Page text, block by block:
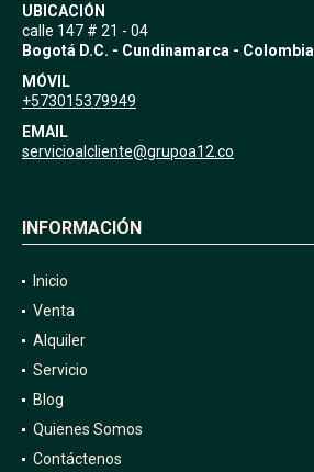
UBICACIÓN
calle 147 # 21 - 04
Bogotá D.C. - Cundinamarca - Colombia
MÓVIL
+573015379949
EMAIL
servicioalcliente@grupoa12.co
INFORMACIÓN
Inicio
Venta
Alquiler
Servicio
Blog
Quienes Somos
Contáctenos